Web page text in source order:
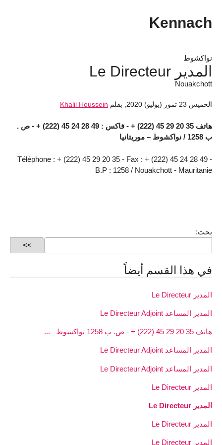
Kennach
نواكشوط
المدير Le Directeur
Nouakchott
الخميس 23 تموز (يوليو) 2020 بقلم Khalil Houssein
هاتف 35 20 29 45 (222) + - فاكس : 49 28 24 45 (222) + - ص .
ب 1258 / نواكشوط – موريتانيا
Téléphone : + (222) 45 29 20 35 - Fax : + (222) 45 24 28 49 -
B.P : 1258 / Nouakchott - Mauritanie
بحث:
في هذا القسم أيضاً
المدير Le Directeur
المدير المساعد Le Directeur Adjoint
هاتف 35 20 29 45 (222) + - ص. ب 1258 نواكشوط –...
المدير المساعد Le Directeur Adjoint
المدير المساعد Le Directeur Adjoint
المدير Le Directeur
المدير Le Directeur
المدير Le Directeur
المدير Le Directeur